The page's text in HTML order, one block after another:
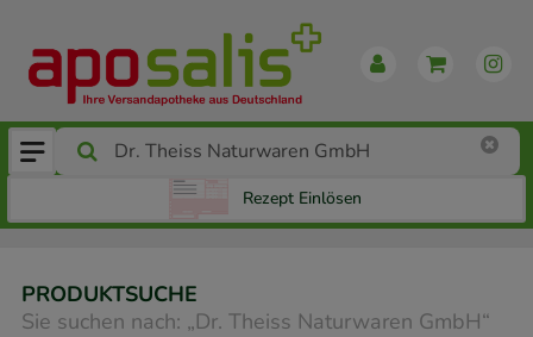
Rezept Einlösen
PRODUKTSUCHE
Sie suchen nach: „Dr. Theiss Naturwaren GmbH“